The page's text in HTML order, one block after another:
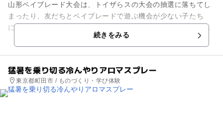
山形ベイブレード大会は、トイザらスの大会の抽選に落ちてし
まったり、友だちとベイブレードで遊ぶ機会が少ない子たち
に、ベイブレードによる対戦や交流を楽しんでもらうために開
催している大会です💡 (開...続きをみる
猛暑を乗り切る冷んやりアロマスプレー
東京都町田市 / ものづくり・学び体験